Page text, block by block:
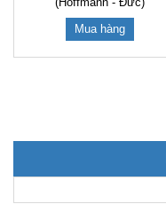
Mua hàng